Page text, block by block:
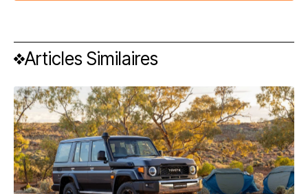
Articles Similaires